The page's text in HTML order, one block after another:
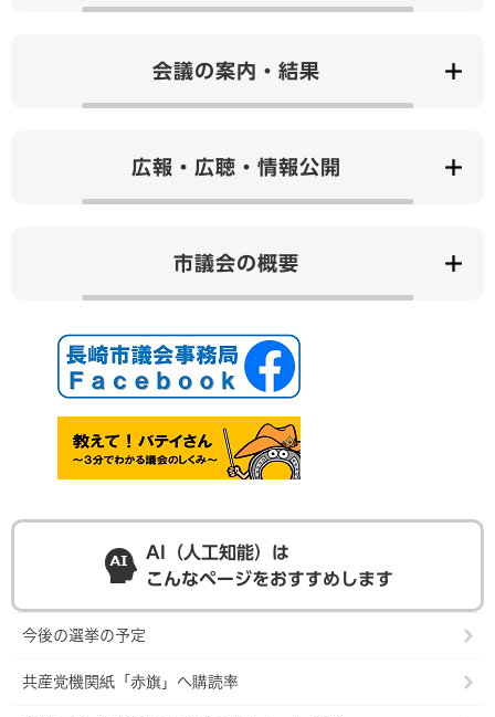
会議の案内・結果
広報・広聴・情報公開
市議会の概要
AI（人工知能）は
こんなページをおすすめします
今後の選挙の予定
共産党機関紙「赤旗」へ購読率